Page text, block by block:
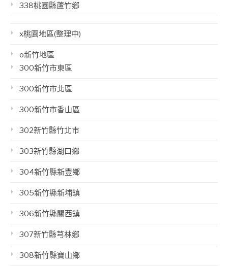
338桃園縣蘆竹鄉
x桃園地區(整理中)
o新竹地區
300新竹市東區
300新竹市北區
300新竹市香山區
302新竹縣竹北市
303新竹縣湖口鄉
304新竹縣新豐鄉
305新竹縣新埔鎮
306新竹縣關西鎮
307新竹縣芎林鄉
308新竹縣寶山鄉